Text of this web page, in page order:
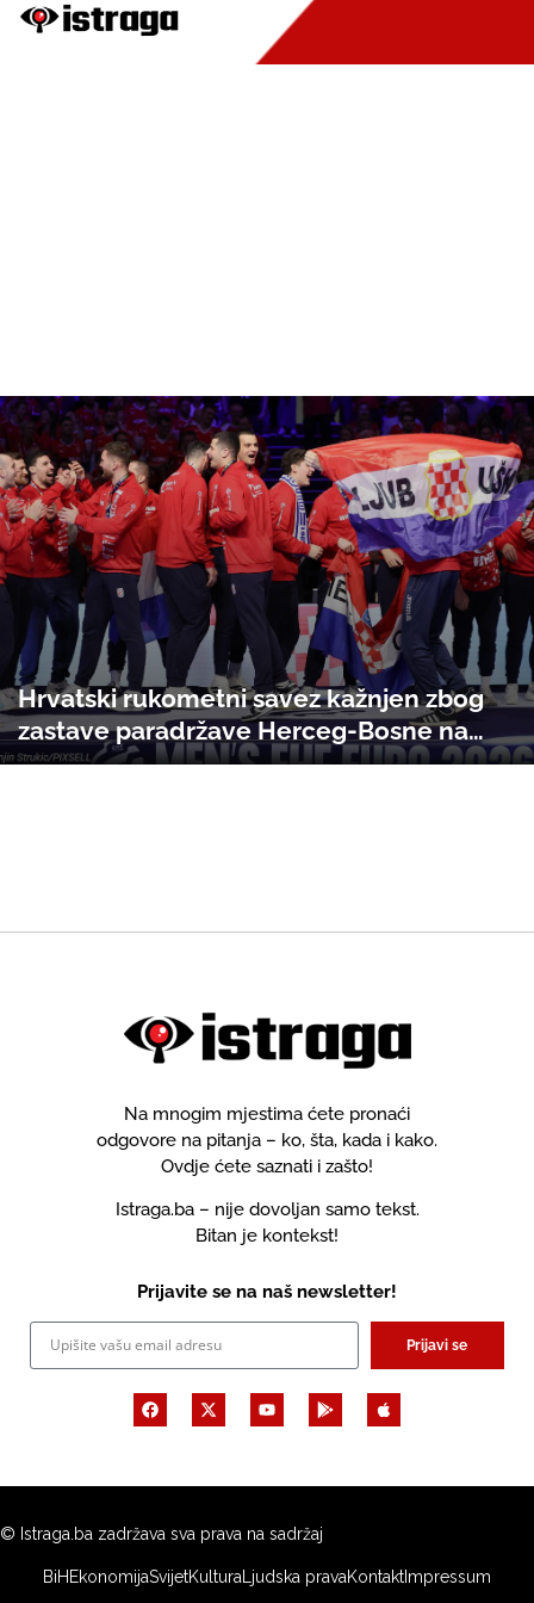
Hrvatski rukometni savez kažnjen zbog
zastave paradržave Herceg-Bosne na
ceremoniji dodjele medalja na
Na mnogim mjestima ćete pronaći
odgovore na pitanja – ko, šta, kada i kako.
Ovdje ćete saznati i zašto!
Istraga.ba – nije dovoljan samo tekst.
Bitan je kontekst!
Prijavite se na naš newsletter!
Prijavi se
© Istraga.ba zadržava sva prava na sadržaj
BiHEkonomijaSvijetKulturaLjudska pravaKontaktImpressum